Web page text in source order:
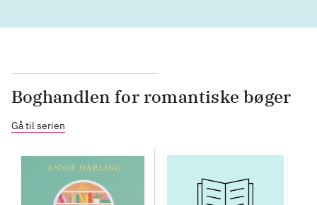
Boghandlen for romantiske bøger
Gå til serien